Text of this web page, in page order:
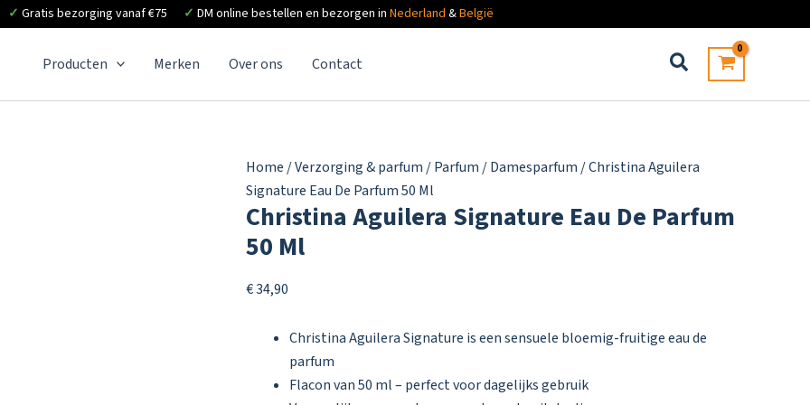
✓ Gratis bezorging vanaf €75 ✓ DM online bestellen en bezorgen in Nederland &België
Producten Merken Over ons Contact
Home /Verzorging & parfum /Parfum /Damesparfum / Christina Aguilera
Signature Eau De Parfum 50 Ml
Christina Aguilera Signature Eau De Parfum
50 Ml
€34,90
Christina Aguilera Signature is een sensuele bloemig-fruitige eau de
parfum
Flacon van 50 ml – perfect voor dagelijks gebruik